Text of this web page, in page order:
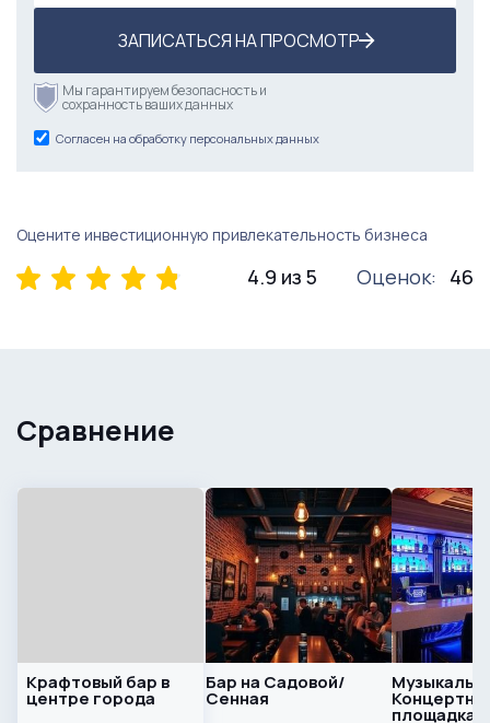
ЗАПИСАТЬСЯ НА ПРОСМОТР
Мы гарантируем безопасность и
сохранность ваших данных
Согласен на обработку персональных данных
Оцените инвестиционную привлекательность бизнеса
4.9 из 5 Оценок: 46
Сравнение
Крафтовый бар в
центре города
Бар на Садовой/
Сенная
площадка /